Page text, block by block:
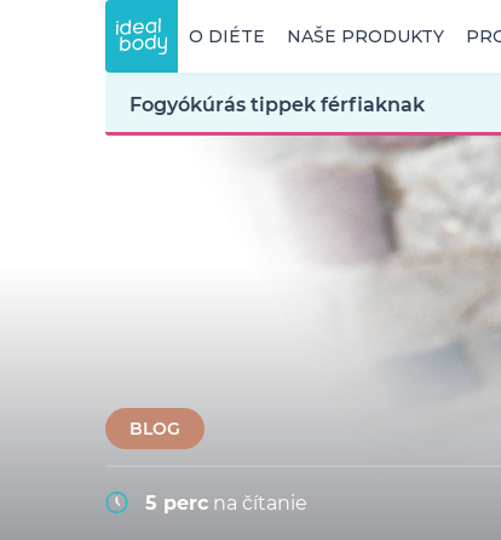
O DIÉTE NAŠE PRODUKTY
BLOG
Fogyókúrás tippek férfiaknak
5 perc na čítanie